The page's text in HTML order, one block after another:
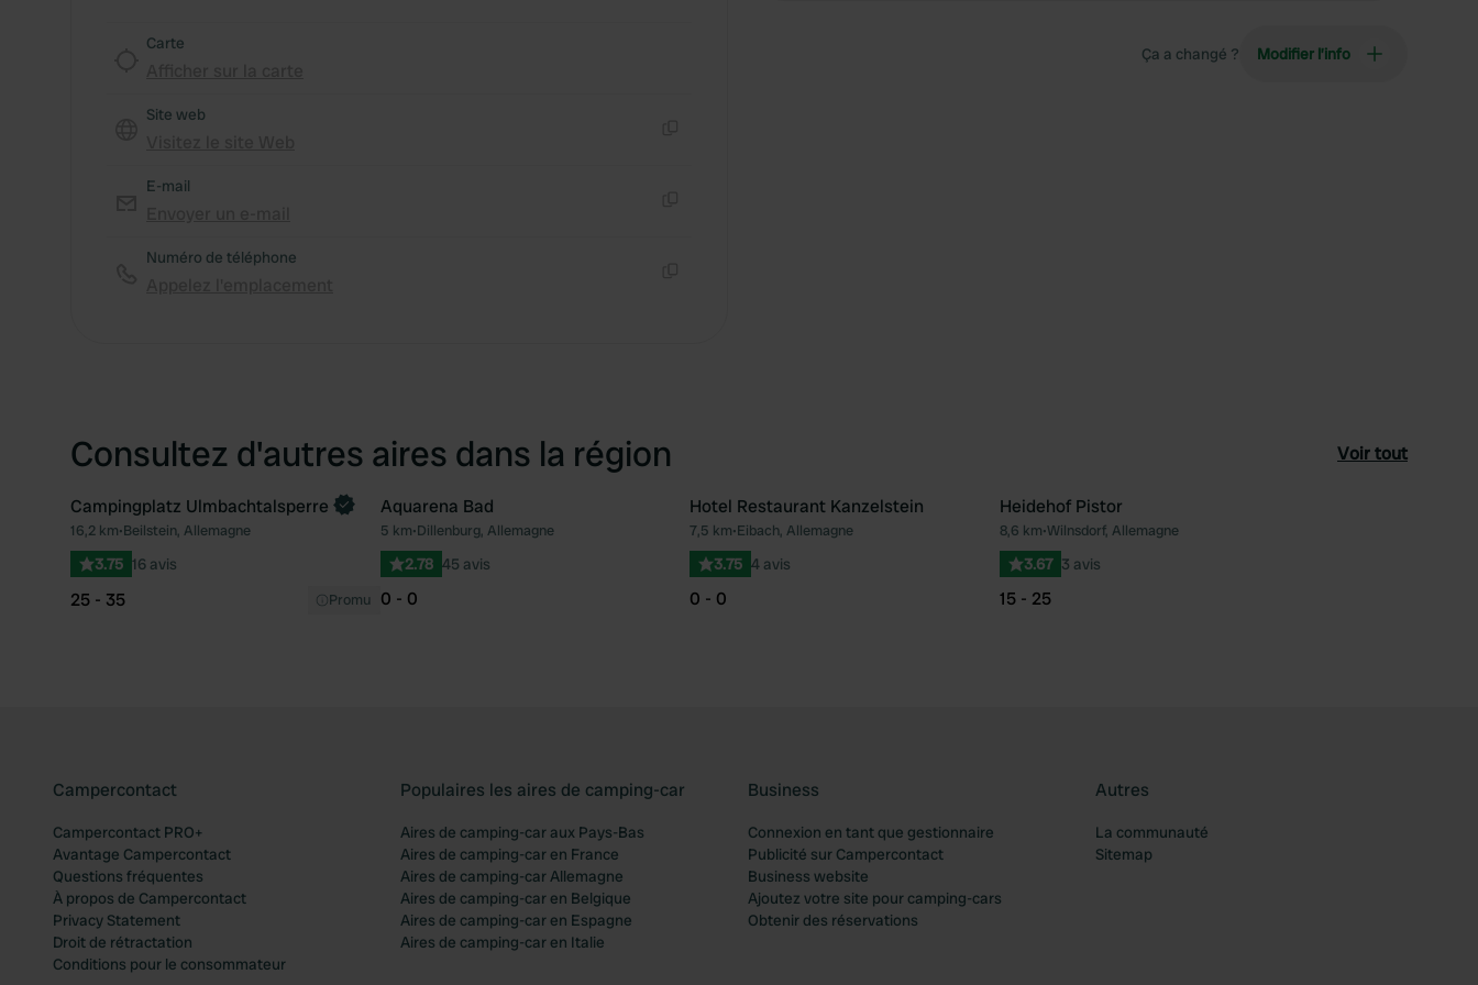
Carte
Site web
E-mail
Numéro de téléphone
Ça a changé ? Modifier l’info
Consultez d'autres aires dans la région Voir tout
Préféré
Reserve maintenant
Campingplatz Ulmbachtalsperre
16,2 km•Beilstein, Allemagne
3.75 16 avis
25 - 35 Promu
Préféré
Aquarena Bad
5 km•Dillenburg, Allemagne
2.78 45 avis
0 - 0
Préféré
Hotel Restaurant Kanzelstein
7,5 km•Eibach, Allemagne
3.75 4 avis
0 - 0
Heidehof Pistor
8,6 km•Wilnsdorf, Allemagne
3.67 3 avis
15 - 25
Campercontact
Campercontact PRO+
Avantage Campercontact
Questions fréquentes
À propos de Campercontact
Privacy Statement
Droit de rétractation
Conditions pour le consommateur
Populaires les aires de camping-car
Aires de camping-car aux Pays-Bas
Aires de camping-car en France
Aires de camping-car Allemagne
Aires de camping-car en Belgique
Aires de camping-car en Espagne
Aires de camping-car en Italie
Business
Connexion en tant que gestionnaire
Publicité sur Campercontact
Business website
Ajoutez votre site pour camping-cars
Obtenir des réservations
Autres
La communauté
Sitemap